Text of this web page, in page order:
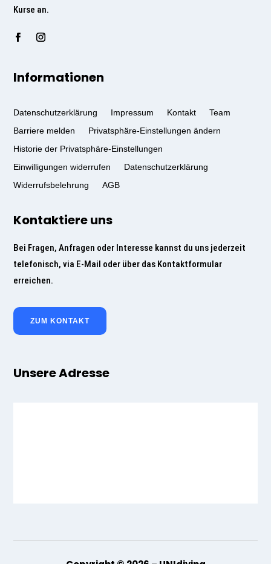
Kurse an.
Informationen
Datenschutzerklärung Impressum Kontakt
Team
Barriere melden
Privatsphäre-Einstellungen ändern
Historie der Privatsphäre-Einstellungen
Einwilligungen widerrufen
Datenschutzerklärung
Widerrufsbelehrung
AGB
Kontaktiere uns
Bei Fragen, Anfragen oder Interesse kannst du uns jederzeit
telefonisch, via E-Mail oder über das Kontaktformular
erreichen.
ZUM KONTAKT
Unsere Adresse